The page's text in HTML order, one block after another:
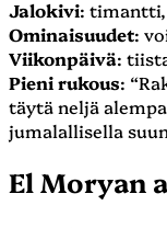
Jalokivi:
Ominaisuudet:
Viikonpäivä:
Pieni rukous:
täytä neljä
jumalallisella
El Moryan